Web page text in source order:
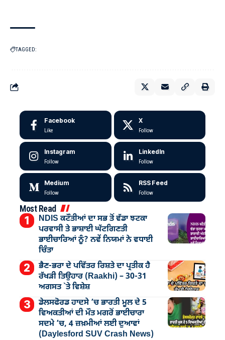
TAGGED:
Facebook
Like
X
Follow
Instagram
Follow
LinkedIn
Follow
Medium
Follow
RSS Feed
Follow
Most Read
NDIS ਕਟੌਤੀਆਂ ਦਾ ਸਭ ਤੋਂ ਵੱਡਾ ਝਟਕਾ
ਪਰਵਾਸੀ ਤੇ ਭਾਸ਼ਾਈ ਘੱਟਗਿਣਤੀ
ਭਾਈਚਾਰਿਆਂ ਨੂੰ? ਨਵੇਂ ਨਿਯਮਾਂ ਨੇ ਵਧਾਈ
ਚਿੰਤਾ
ਭੈਣ-ਭਰਾ ਦੇ ਪਵਿੱਤਰ ਰਿਸ਼ਤੇ ਦਾ ਪ੍ਰਤੀਕ ਹੈ
ਰੱਖੜੀ ਤਿਉਹਾਰ (Raakhi) – 30-31
ਅਗਸਤ `ਤੇ ਵਿਸ਼ੇਸ਼
ਡੇਲਸਫੋਰਡ ਹਾਦਸੇ ’ਚ ਭਾਰਤੀ ਮੂਲ ਦੇ 5
ਵਿਅਕਤੀਆਂ ਦੀ ਮੌਤ ਮਗਰੋਂ ਭਾਈਚਾਰਾ
ਸਦਮੇ ’ਚ, 4 ਜ਼ਖ਼ਮੀਆਂ ਲਈ ਦੁਆਵਾਂ
(Daylesford SUV Crash News)